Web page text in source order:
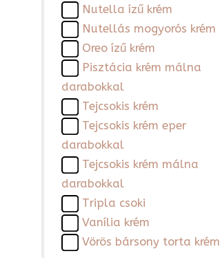
Nutella ízű krém
Nutellás mogyorós krém
Oreo ízű krém
Pisztácia krém málna
darabokkal
Tejcsokis krém
Tejcsokis krém eper
darabokkal
Tejcsokis krém málna
darabokkal
Tripla csoki
Vanília krém
Vörös bársony torta krém